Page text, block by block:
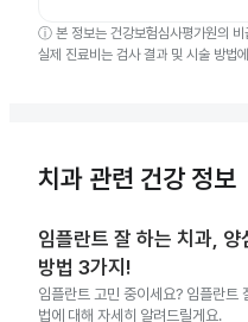
ⓘ 본 정보는 건강보험심사평가원의
실제 진료비는 검사 결과 및 시술 방법
치과 관련 건강 정보
임플란트 잘 하는 치과, 양
방법 3가지!
임플란트 고민 중이세요? 임플란트
법에 대해 자세히 알려드릴게요.